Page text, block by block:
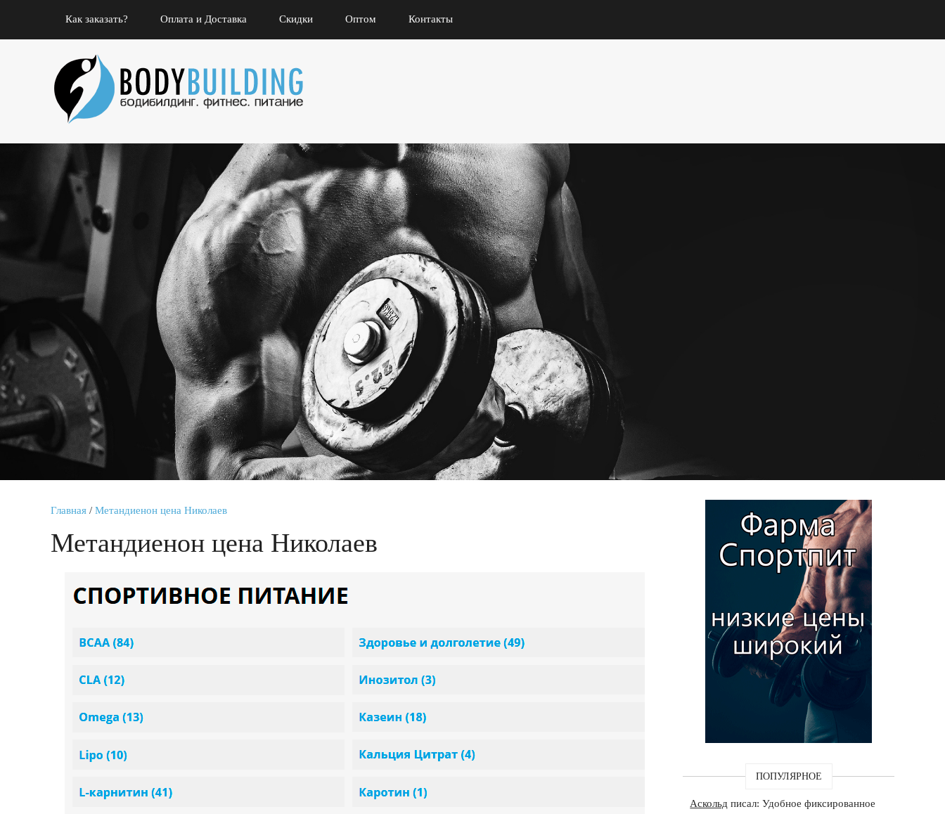
Как заказать? Оплата и Доставка Скидки Оптом Контакты
Главная / Метандиенон цена Николаев
Метандиенон цена Николаев
ПОПУЛЯРНОЕ
Аскольд писал: Удобное фиксированное